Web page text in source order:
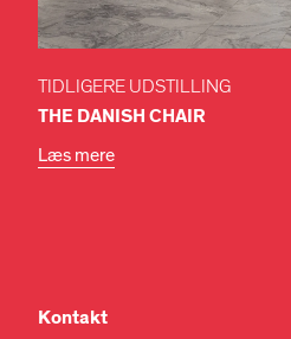
TIDLIGERE UDSTILLING
THE DANISH CHAIR
Læs mere
Kontakt